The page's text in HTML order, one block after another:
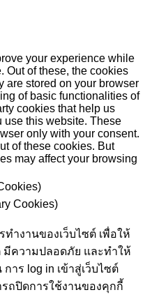
your experience while
Out of these, the cookies
are stored on your browser
of basic functionalities of
cookies that help us
use this website. These
only with your consent.
of these cookies. But
may affect your browsing
Cookies)
ำงานของเว็บไซต์ เพื่อให้
มีความปลอดภัย และทำให้
าร log in เข้าสู่เว็บไซต์
ถปิดการใช้งานของคุกกี้